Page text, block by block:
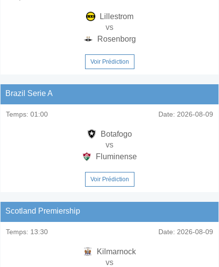
Lillestrom
vs
Rosenborg
Voir Prédiction
Brazil Serie A
Temps: 01:00 Date: 2026-08-09
Botafogo
vs
Fluminense
Voir Prédiction
Scotland Premiership
Temps: 13:30 Date: 2026-08-09
Kilmarnock
vs